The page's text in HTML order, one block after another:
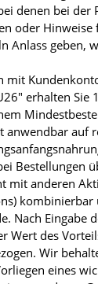
denen bei der
oder Hinweise
Anlass geben,
mit
erhalten Sie
anwendbar auf
Bestellungen
mit anderen
Nach Eingabe
Wert des
Wir
eines